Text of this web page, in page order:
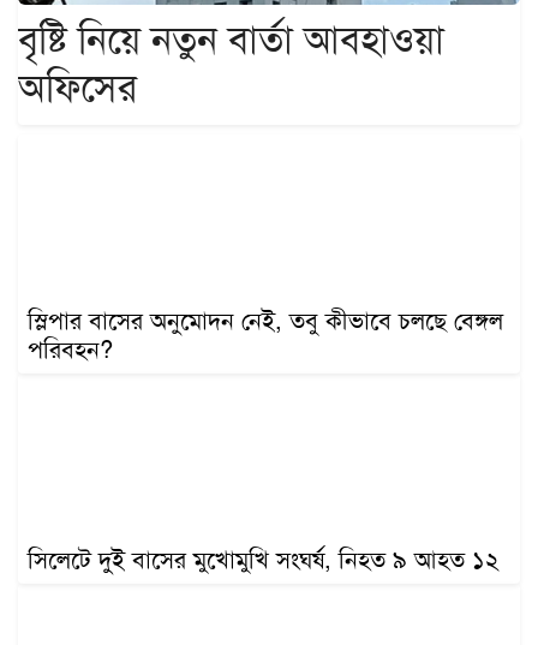
দেশজুড়ে
আন্তর্জাতিক
প্রবাস
শিক্ষাঙ্গন
বৃষ্টি নিয়ে নতুন বার্তা আবহাওয়া
অফিসের
স্লিপার বাসের অনুমোদন নেই, তবু কীভাবে চলছে বেঙ্গল
পরিবহন?
সিলেটে দুই বাসের মুখোমুখি সংঘর্ষ, নিহত ৯ আহত ১২